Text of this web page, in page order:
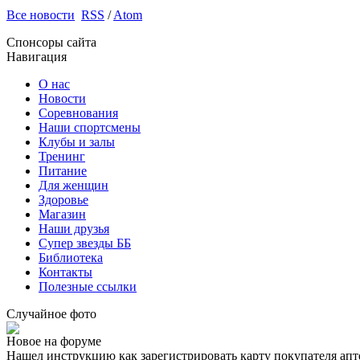
Все новости RSS /Atom
Спонсоры сайта
Навигация
О нас
Новости
Соревнования
Наши спортсмены
Клубы и залы
Тренинг
Питание
Для женщин
Здоровье
Магазин
Наши друзья
Супер звезды ББ
Библиотека
Контакты
Полезные ссылки
Случайное фото
Новое на форуме
Нашел инструкцию как зарегистрировать карту покупателя